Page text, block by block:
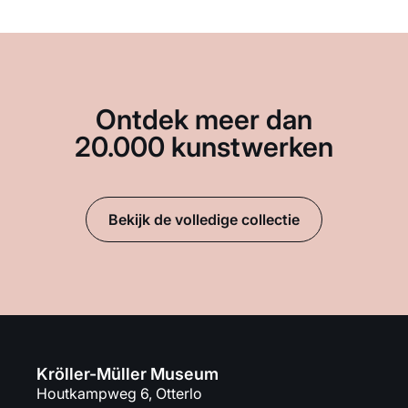
Ontdek meer dan
20.000 kunstwerken
Bekijk de volledige collectie
Kröller-Müller Museum
Houtkampweg 6, Otterlo